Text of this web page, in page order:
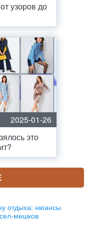
узоров до
2025-01-26
это
отдыха: нюансы
мешков